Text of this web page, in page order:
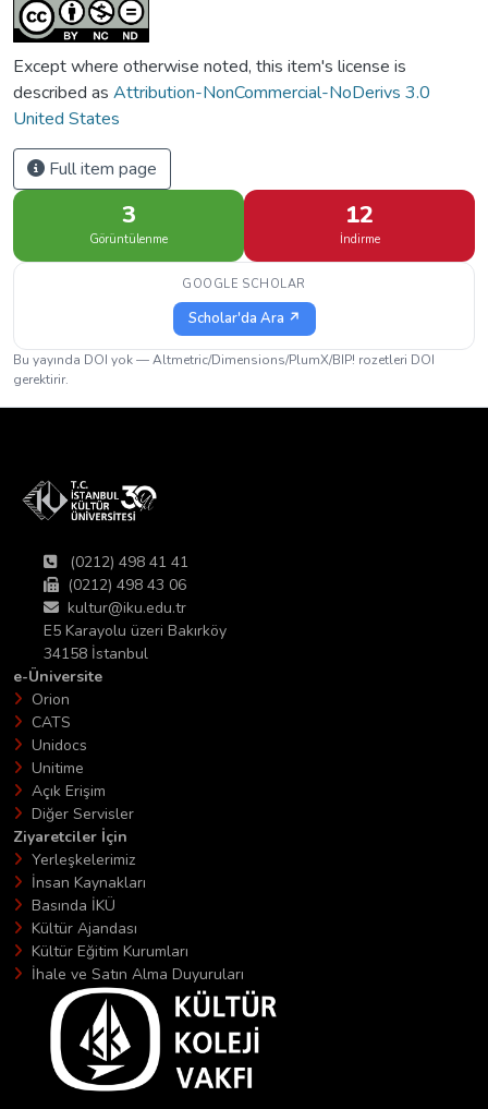
Except where otherwise noted, this item's license is
described as Attribution-NonCommercial-NoDerivs 3.0
United States
Full item page
3
Görüntülenme
12
İndirme
GOOGLE SCHOLAR
Scholar'da Ara ↗
Bu yayında DOI yok — Altmetric/Dimensions/PlumX/BIP! rozetleri DOI
gerektirir.
(0212) 498 41 41
(0212) 498 43 06
kultur@iku.edu.tr
E5 Karayolu üzeri Bakırköy
34158 İstanbul
e-Üniversite
Orion
CATS
Unidocs
Unitime
Açık Erişim
Diğer Servisler
Ziyaretciler İçin
Yerleşkelerimiz
İnsan Kaynakları
Basında İKÜ
Kültür Ajandası
Kültür Eğitim Kurumları
İhale ve Satın Alma Duyuruları